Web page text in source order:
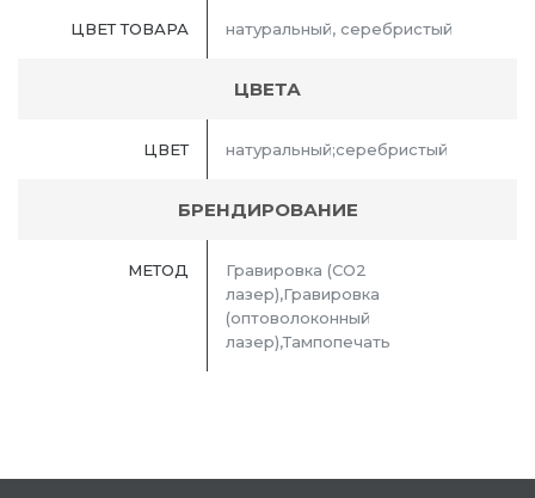
ЦВЕТ ТОВАРА натуральный, серебристый
ЦВЕТА
ЦВЕТ натуральный;серебристый
БРЕНДИРОВАНИЕ
МЕТОД
Гравировка (CO2
лазер),Гравировка
(оптоволоконный
лазер),Тампопечать